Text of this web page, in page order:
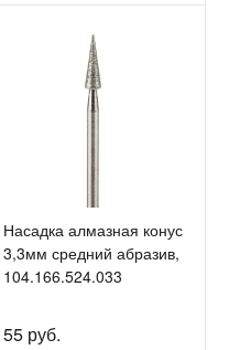
Насадка алмазная конус
3,3мм средний абразив,
104.166.524.033
55 руб.